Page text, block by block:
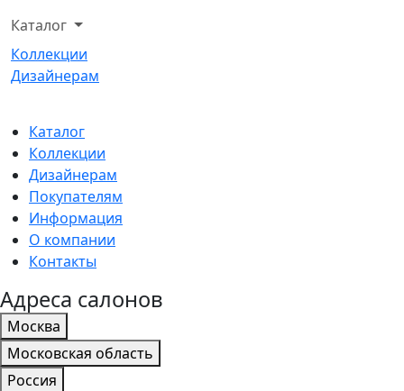
Каталог
Коллекции
Дизайнерам
Каталог
Коллекции
Дизайнерам
Покупателям
Информация
О компании
Контакты
Адреса салонов
Москва
Московская область
Россия